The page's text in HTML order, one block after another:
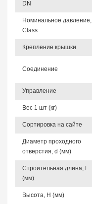
DN
Номинальное давление,
Class
Крепление крышки
Соединение
Управление
Вес 1 шт (кг)
Сортировка на сайте
Диаметр проходного
отверстия, d (мм)
Строительная длина, L
(мм)
Высота, Н (мм)